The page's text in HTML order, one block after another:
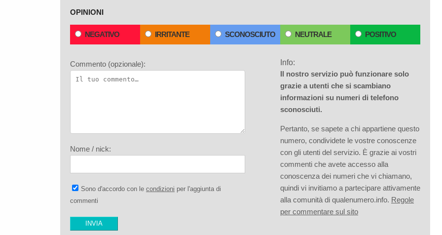
OPINIONI
NEGATIVO IRRITANTE SCONOSCIUTO NEUTRALE POSITIVO
Commento (opzionale):
Nome / nick:
Sono d'accordo con le condizioni per l'aggiunta di
commenti
Info:
Il nostro servizio può funzionare solo
grazie a utenti che si scambiano
informazioni su numeri di telefono
sconosciuti.
Pertanto, se sapete a chi appartiene questo
numero, condividete le vostre conoscenze
con gli utenti del servizio. È grazie ai vostri
commenti che avete accesso alla
conoscenza dei numeri che vi chiamano,
quindi vi invitiamo a partecipare attivamente
alla comunità di qualenumero.info. Regole
per commentare sul sito